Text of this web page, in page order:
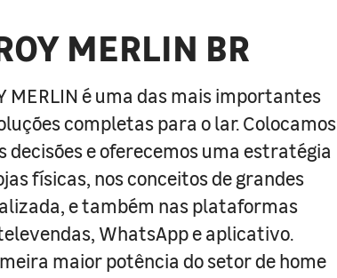
MERLIN BR
MERLIN é uma das mais importantes
completas para o lar. Colocamos
decisões e oferecemos uma estratégia
físicas, nos conceitos de grandes
e também nas plataformas
WhatsApp e aplicativo.
maior potência do setor de home